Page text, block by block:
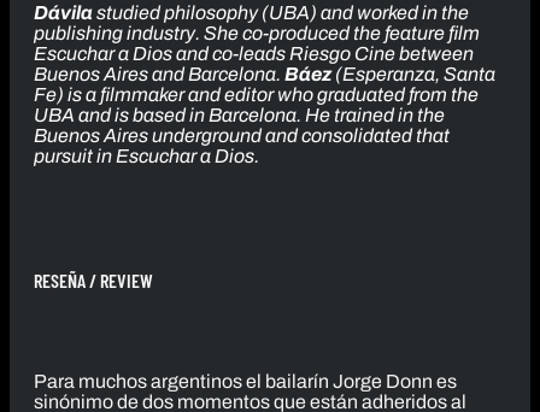
Dávilastudied philosophy (UBA) and worked in the
publishing industry. She co-produced the feature film
Escuchar a Diosand co-leads Riesgo Cine between
Buenos Aires and Barcelona. Báez(Esperanza, Santa
Fe) is a filmmaker and editor who graduated from the
UBA and is based in Barcelona. He trained in the
Buenos Aires underground and consolidated that
pursuit in Escuchar a Dios.
RESEÑA / REVIEW
Para muchos argentinos el bailarín Jorge Donn es
sinónimo de dos momentos que están adheridos al